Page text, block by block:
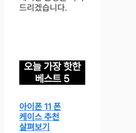
드리겠습니다.
오늘 가장 핫한
베스트 5
아이폰 11 폰
케이스 추천
살펴보기